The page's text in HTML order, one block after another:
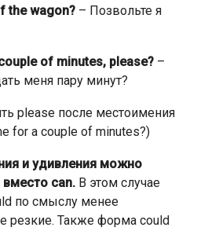
the wagon? – Позвольте я
of minutes, please? –
меня пару минут?
please после местоимения
for a couple of minutes?)
и удивления можно
вместо can. В этом случае
по смыслу менее
резкие. Также форма could